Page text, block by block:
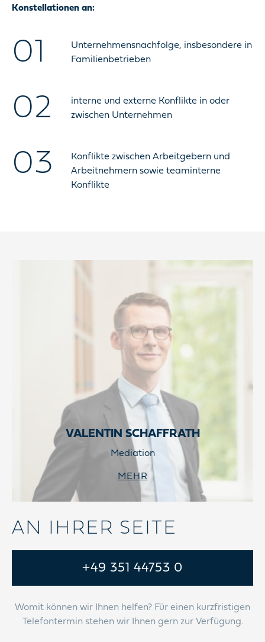
Konstellationen an:
Unternehmensnachfolge, insbesondere in
Familienbetrieben
interne und externe Konflikte in oder
zwischen Unternehmen
Konflikte zwischen Arbeitgebern und
Arbeitnehmern sowie teaminterne
Konflikte
VALENTIN SCHAFFRATH
Mediation
MEHR
AN IHRER SEITE
+49 351 44753 0
Womit können wir Ihnen helfen? Für einen kurzfristigen
Telefontermin stehen wir Ihnen gern zur Verfügung.